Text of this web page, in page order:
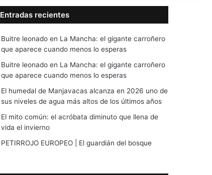
Entradas recientes
Buitre leonado en La Mancha: el gigante carroñero
que aparece cuando menos lo esperas
Buitre leonado en La Mancha: el gigante carroñero
que aparece cuando menos lo esperas
El humedal de Manjavacas alcanza en 2026 uno de
sus niveles de agua más altos de los últimos años
El mito común: el acróbata diminuto que llena de
vida el invierno
PETIRROJO EUROPEO | El guardián del bosque